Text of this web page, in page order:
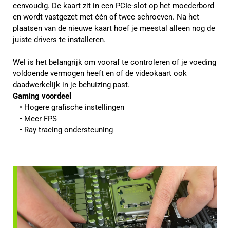
eenvoudig. De kaart zit in een PCIe-slot op het moederbord
en wordt vastgezet met één of twee schroeven. Na het
plaatsen van de nieuwe kaart hoef je meestal alleen nog de
juiste drivers te installeren.
Wel is het belangrijk om vooraf te controleren of je voeding
voldoende vermogen heeft en of de videokaart ook
daadwerkelijk in je behuizing past.
Gaming voordeel
Hogere grafische instellingen
Meer FPS
Ray tracing ondersteuning